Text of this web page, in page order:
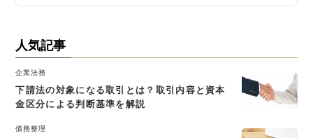
人気記事
企業法務
下請法の対象になる取引とは？取引内容と資本
金区分による判断基準を解説
債務整理